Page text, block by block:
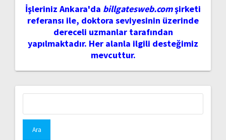
İşleriniz Ankara'da billgatesweb.comşirketi
referansı ile, doktora seviyesinin üzerinde
dereceli uzmanlar tarafından
yapılmaktadır. Her alanla ilgili desteğimiz
mevcuttur.